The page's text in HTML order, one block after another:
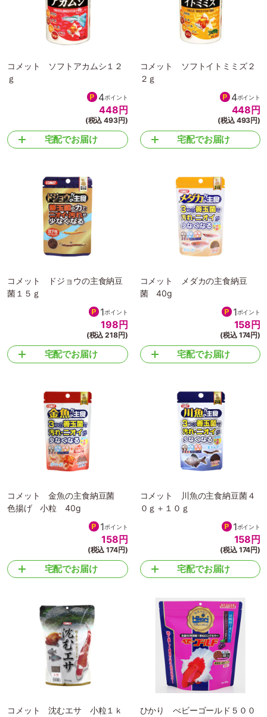
コメット ソフトアカムシ１２
ｇ
4ポイント
448 円
(税込 493円)
宅配でお届け
コメット ソフトイトミミズ２
２ｇ
4ポイント
448 円
(税込 493円)
宅配でお届け
コメット ドジョウの主食納豆
菌１５ｇ
1ポイント
198 円
(税込 218円)
宅配でお届け
コメット メダカの主食納豆
菌 40g
1ポイント
158 円
(税込 174円)
宅配でお届け
コメット 金魚の主食納豆菌
色揚げ 小粒 40g
1ポイント
158 円
(税込 174円)
宅配でお届け
コメット 川魚の主食納豆菌４
０ｇ＋１０ｇ
1ポイント
158 円
(税込 174円)
宅配でお届け
コメット 沈むエサ 小粒１ｋ
ひかり べビーゴールド５００